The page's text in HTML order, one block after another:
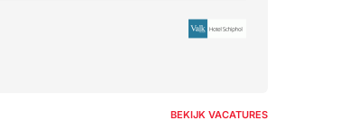
BEKIJK VACATURES